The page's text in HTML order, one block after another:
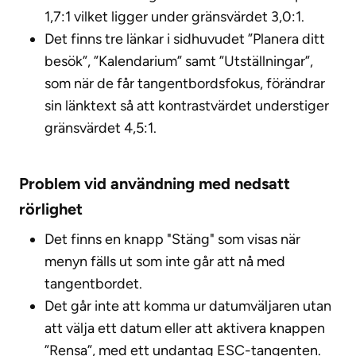
1,7:1 vilket ligger under gränsvärdet 3,0:1.
Det finns tre länkar i sidhuvudet ”Planera ditt
besök”, ”Kalendarium” samt ”Utställningar”,
som när de får tangentbordsfokus, förändrar
sin länktext så att kontrastvärdet understiger
gränsvärdet 4,5:1.
Problem vid användning med nedsatt
rörlighet
Det finns en knapp "Stäng" som visas när
menyn fälls ut som inte går att nå med
tangentbordet.
Det går inte att komma ur datumväljaren utan
att välja ett datum eller att aktivera knappen
”Rensa”, med ett undantag ESC-tangenten.